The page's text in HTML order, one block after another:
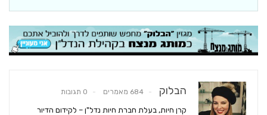
הבלוק 684 מאמרים 0 תגובות
קרן חיות, בעלת חברת חיות נדל"ן – לקידום הדיור